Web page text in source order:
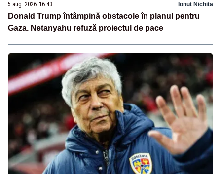
5 aug. 2026, 16:43 Ionuț Nichita
Donald Trump întâmpină obstacole în planul pentru
Gaza. Netanyahu refuză proiectul de pace